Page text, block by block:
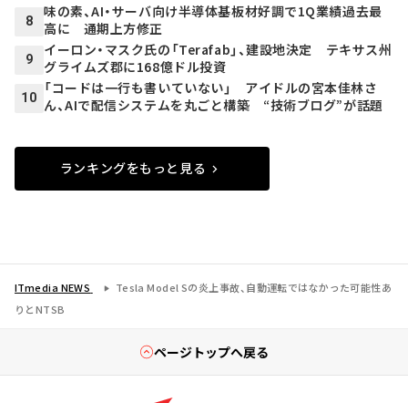
8
味の素、AI・サーバ向け半導体基板材好調で1Q業績過去最
高に 通期上方修正
9
イーロン・マスク氏の「Terafab」、建設地決定 テキサス州
グライムズ郡に168億ドル投資
10
「コードは一行も書いていない」 アイドルの宮本佳林さ
ん、AIで配信システムを丸ごと構築 “技術ブログ”が話題
ランキングをもっと見る
ITmedia NEWS
Tesla Model Sの炎上事故、自動運転ではなかった可能性あ
りとNTSB
ページトップへ戻る